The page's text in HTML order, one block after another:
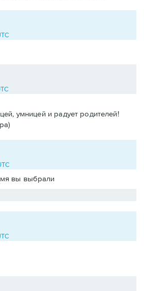
умницей и радует родителей!
вы выбрали